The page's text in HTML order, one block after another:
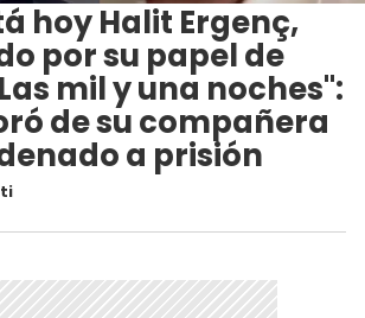
hoy Halit Ergenç,
por su papel de
mil y una noches":
de su compañera
a prisión